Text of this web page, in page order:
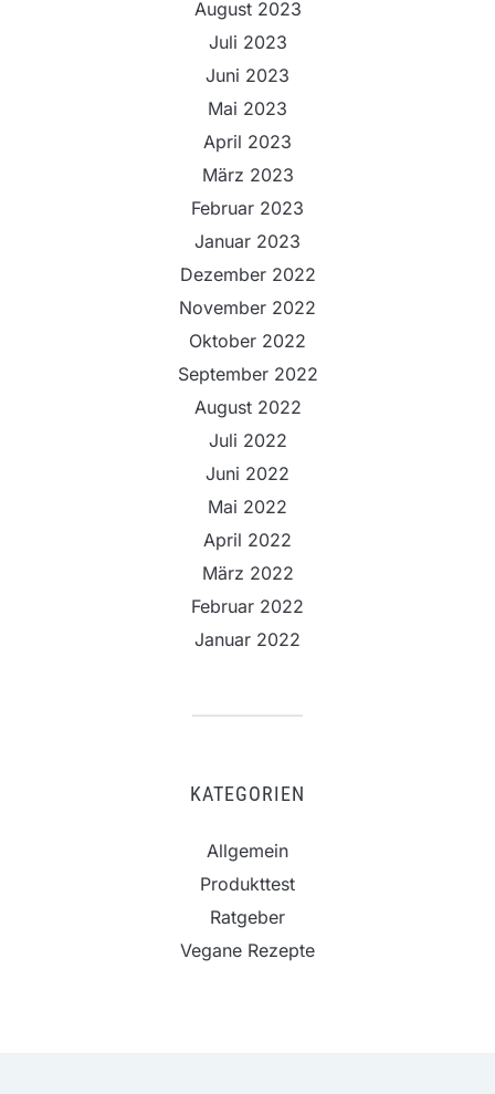
August 2023
Juli 2023
Juni 2023
Mai 2023
April 2023
März 2023
Februar 2023
Januar 2023
Dezember 2022
November 2022
Oktober 2022
September 2022
August 2022
Juli 2022
Juni 2022
Mai 2022
April 2022
März 2022
Februar 2022
Januar 2022
KATEGORIEN
Allgemein
Produkttest
Ratgeber
Vegane Rezepte